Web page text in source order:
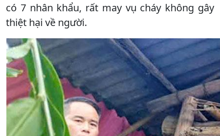
có 7 nhân khẩu, rất may vụ cháy không gây
thiệt hại về người.